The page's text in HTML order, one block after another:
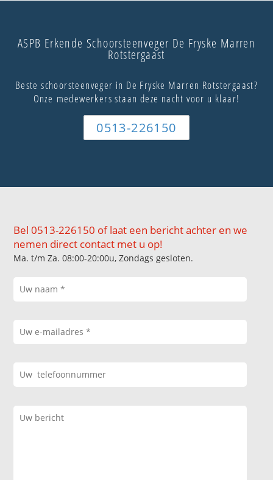
ASPB Erkende Schoorsteenveger De Fryske Marren
Rotstergaast
Beste schoorsteenveger in De Fryske Marren Rotstergaast?
Onze medewerkers staan deze nacht voor u klaar!
0513-226150
Bel 0513-226150 of laat een bericht achter en we
nemen direct contact met u op!
Ma. t/m Za. 08:00-20:00u, Zondags gesloten.